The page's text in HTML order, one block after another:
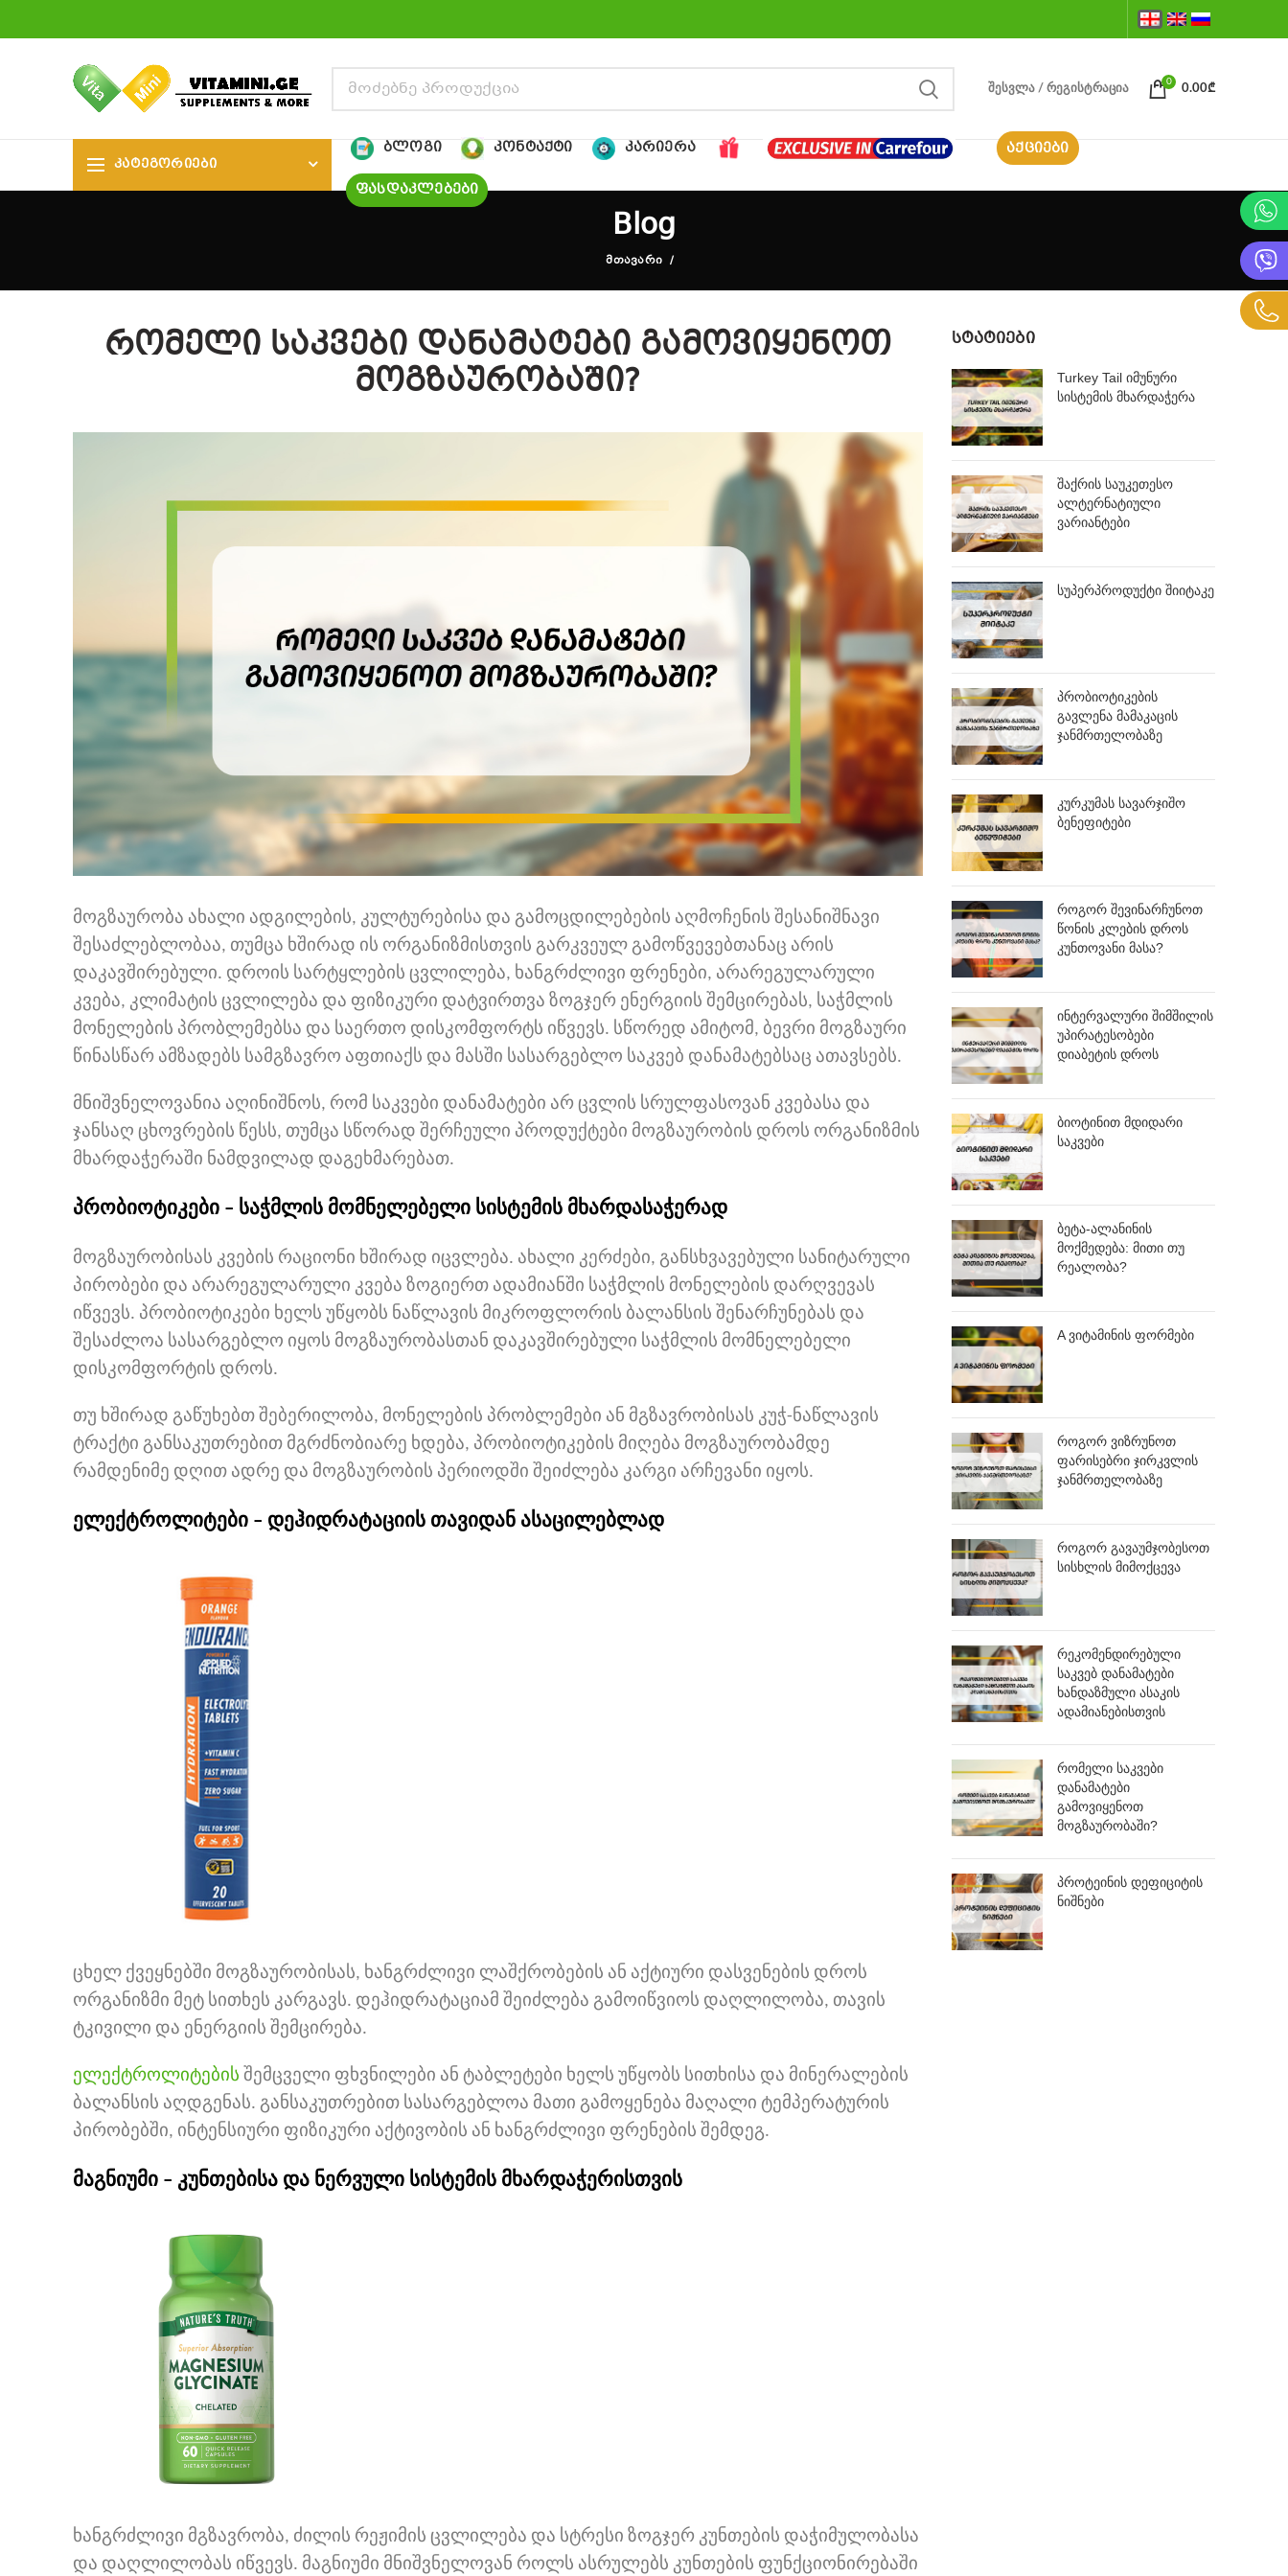
ᲨᲔᲡᲕᲚᲐ / ᲠᲔᲒᲘᲡᲢᲠᲐᲪᲘᲐ
0
0.00₾
ᲙᲐᲢᲔᲒᲝᲠᲘᲔᲑᲘ
ᲑᲚᲝᲒᲘ ᲙᲝᲜᲢᲐᲥᲢᲘ ᲙᲐᲠᲘᲔᲠᲐ
ᲐᲥᲪᲘᲔᲑᲘ
ᲤᲐᲡᲓᲐᲙᲚᲔᲑᲔᲑᲘ
Blog
ᲛᲗᲐᲕᲐᲠᲘ
რომელი საკვები დანამატები გამოვიყენოთ
მოგზაურობაში?
მოგზაურობა ახალი ადგილების, კულტურებისა და გამოცდილებების აღმოჩენის შესანიშნავი
შესაძლებლობაა, თუმცა ხშირად ის ორგანიზმისთვის გარკვეულ გამოწვევებთანაც არის
დაკავშირებული. დროის სარტყლების ცვლილება, ხანგრძლივი ფრენები, არარეგულარული
კვება, კლიმატის ცვლილება და ფიზიკური დატვირთვა ზოგჯერ ენერგიის შემცირებას, საჭმლის
მონელების პრობლემებსა და საერთო დისკომფორტს იწვევს. სწორედ ამიტომ, ბევრი მოგზაური
წინასწარ ამზადებს სამგზავრო აფთიაქს და მასში სასარგებლო საკვებ დანამატებსაც ათავსებს.
მნიშვნელოვანია აღინიშნოს, რომ საკვები დანამატები არ ცვლის სრულფასოვან კვებასა და
ჯანსაღ ცხოვრების წესს, თუმცა სწორად შერჩეული პროდუქტები მოგზაურობის დროს ორგანიზმის
მხარდაჭერაში ნამდვილად დაგეხმარებათ.
პრობიოტიკები – საჭმლის მომნელებელი სისტემის მხარდასაჭერად
მოგზაურობისას კვების რაციონი ხშირად იცვლება. ახალი კერძები, განსხვავებული სანიტარული
პირობები და არარეგულარული კვება ზოგიერთ ადამიანში საჭმლის მონელების დარღვევას
იწვევს. პრობიოტიკები ხელს უწყობს ნაწლავის მიკროფლორის ბალანსის შენარჩუნებას და
შესაძლოა სასარგებლო იყოს მოგზაურობასთან დაკავშირებული საჭმლის მომნელებელი
დისკომფორტის დროს.
თუ ხშირად გაწუხებთ შებერილობა, მონელების პრობლემები ან მგზავრობისას კუჭ-ნაწლავის
ტრაქტი განსაკუთრებით მგრძნობიარე ხდება, პრობიოტიკების მიღება მოგზაურობამდე
რამდენიმე დღით ადრე და მოგზაურობის პერიოდში შეიძლება კარგი არჩევანი იყოს.
ელექტროლიტები – დეჰიდრატაციის თავიდან ასაცილებლად
ცხელ ქვეყნებში მოგზაურობისას, ხანგრძლივი ლაშქრობების ან აქტიური დასვენების დროს
ორგანიზმი მეტ სითხეს კარგავს. დეჰიდრატაციამ შეიძლება გამოიწვიოს დაღლილობა, თავის
ტკივილი და ენერგიის შემცირება.
ელექტროლიტების შემცველი ფხვნილები ან ტაბლეტები ხელს უწყობს სითხისა და მინერალების
ბალანსის აღდგენას. განსაკუთრებით სასარგებლოა მათი გამოყენება მაღალი ტემპერატურის
პირობებში, ინტენსიური ფიზიკური აქტივობის ან ხანგრძლივი ფრენების შემდეგ.
მაგნიუმი – კუნთებისა და ნერვული სისტემის მხარდაჭერისთვის
ხანგრძლივი მგზავრობა, ძილის რეჟიმის ცვლილება და სტრესი ზოგჯერ კუნთების დაჭიმულობასა
და დაღლილობას იწვევს. მაგნიუმი მნიშვნელოვან როლს ასრულებს კუნთების ფუნქციონირებაში
ᲡᲢᲐᲢᲘᲔᲑᲘ
Turkey Tail იმუნური
სისტემის მხარდაჭერა
შაქრის საუკეთესო
ალტერნატიული
ვარიანტები
სუპერპროდუქტი შიიტაკე
პრობიოტიკების
გავლენა მამაკაცის
ჯანმრთელობაზე
კურკუმას სავარჯიშო
ბენეფიტები
როგორ შევინარჩუნოთ
წონის კლების დროს
კუნთოვანი მასა?
ინტერვალური შიმშილის
უპირატესობები
დიაბეტის დროს
ბიოტინით მდიდარი
საკვები
ბეტა-ალანინის
მოქმედება: მითი თუ
რეალობა?
A ვიტამინის ფორმები
როგორ ვიზრუნოთ
ფარისებრი ჯირკვლის
ჯანმრთელობაზე
როგორ გავაუმჯობესოთ
სისხლის მიმოქცევა
რეკომენდირებული
საკვებ დანამატები
ხანდაზმული ასაკის
ადამიანებისთვის
რომელი საკვები
დანამატები
გამოვიყენოთ
მოგზაურობაში?
პროტეინის დეფიციტის
ნიშნები